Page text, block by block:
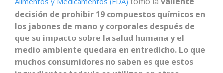
decisión de prohibir 19 compuestos químicos en
los jabones de mano y corporales después de
que su impacto sobre la salud humana y el
medio ambiente quedara en entredicho. Lo que
muchos consumidores no saben es que estos